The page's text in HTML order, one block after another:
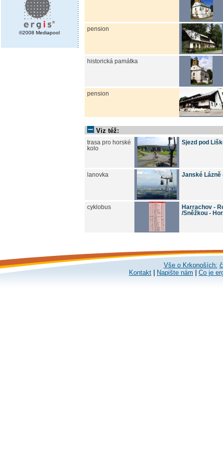
©2008 Mediapool
pension
historická památka
pension
Viz též:
trasa pro horské
kolo
Sjezd pod
lanovka Janské Lázně
cyklobus
Harrachov -
/Sněžkou -
Vše o Krkonoších:
Kontakt
Napište nám Co je